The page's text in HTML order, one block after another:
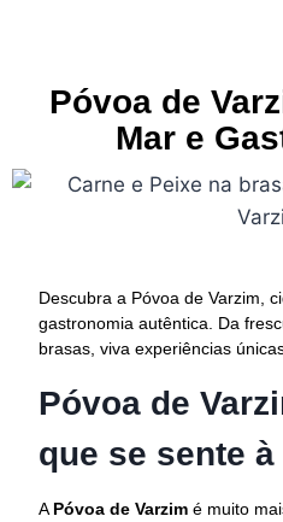
Póvoa de
Mar e
Descubra a Póvoa de Varzim,
gastronomia autêntica. Da
brasas, viva experiências
Póvoa de
que se sente
A Póvoa de Varzimé muito